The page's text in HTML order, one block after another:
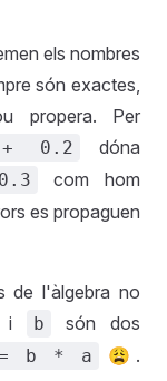
els nombres
són exactes,
propera. Per
0.2 dóna
0.3
com hom
es propaguen
de l'àlgebra no
i b són dos
b * a
😩.